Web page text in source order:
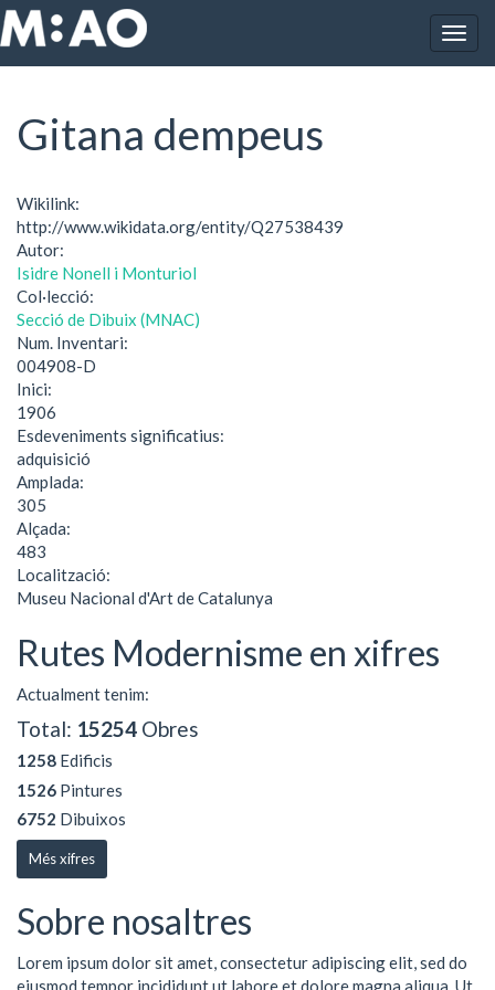
Vés al contingut
Inici Gitana dempeus
Gitana dempeus
Wikilink:
http://www.wikidata.org/entity/Q27538439
Autor:
Isidre Nonell i Monturiol
Col·lecció:
Secció de Dibuix (MNAC)
Num. Inventari:
004908-D
Inici:
1906
Esdeveniments significatius:
adquisició
Amplada:
305
Alçada:
483
Localització:
Museu Nacional d'Art de Catalunya
Rutes Modernisme en xifres
Actualment tenim:
Total: 15254 Obres
1258 Edificis
1526 Pintures
6752 Dibuixos
Més xifres
Sobre nosaltres
Lorem ipsum dolor sit amet, consectetur adipiscing elit, sed do
eiusmod tempor incididunt ut labore et dolore magna aliqua. Ut